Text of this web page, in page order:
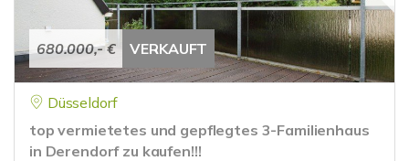
680.000,- € VERKAUFT
Düsseldorf
top vermietetes und gepflegtes 3-Familienhaus
in Derendorf zu kaufen!!!